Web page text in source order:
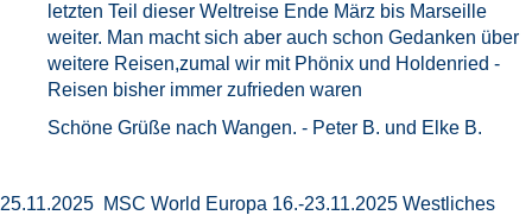
letzten Teil dieser Weltreise Ende März bis Marseille
weiter. Man macht sich aber auch schon Gedanken über
weitere Reisen,zumal wir mit Phönix und Holdenried -
Reisen bisher immer zufrieden waren
Schöne Grüße nach Wangen. - Peter B. und Elke B.
25.11.2025 MSC World Europa 16.-23.11.2025 Westliches